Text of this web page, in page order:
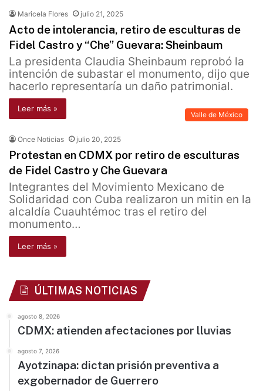
Maricela Flores julio 21, 2025
Acto de intolerancia, retiro de esculturas de
Fidel Castro y “Che” Guevara: Sheinbaum
La presidenta Claudia Sheinbaum reprobó la
intención de subastar el monumento, dijo que
hacerlo representaría un daño patrimonial.
Leer más »
Valle de México
Once Noticias julio 20, 2025
Protestan en CDMX por retiro de esculturas
de Fidel Castro y Che Guevara
Integrantes del Movimiento Mexicano de
Solidaridad con Cuba realizaron un mitin en la
alcaldía Cuauhtémoc tras el retiro del
monumento…
Leer más »
ÚLTIMAS NOTICIAS
agosto 8, 2026
CDMX: atienden afectaciones por lluvias
agosto 7, 2026
Ayotzinapa: dictan prisión preventiva a
exgobernador de Guerrero